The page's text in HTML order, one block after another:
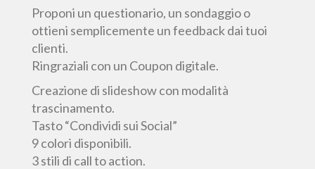
Proponi un questionario, un sondaggio o
ottieni semplicemente un feedback dai tuoi
clienti.
Ringraziali con un Coupon digitale.
Creazione di slideshow con modalità
trascinamento.
Tasto “Condividi sui Social”
9 colori disponibili.
3 stili di call to action.